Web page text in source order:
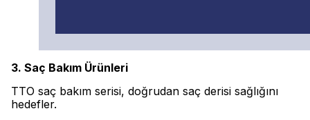
3. Saç Bakım Ürünleri
TTO saç bakım serisi, doğrudan saç derisi sağlığını
hedefler.